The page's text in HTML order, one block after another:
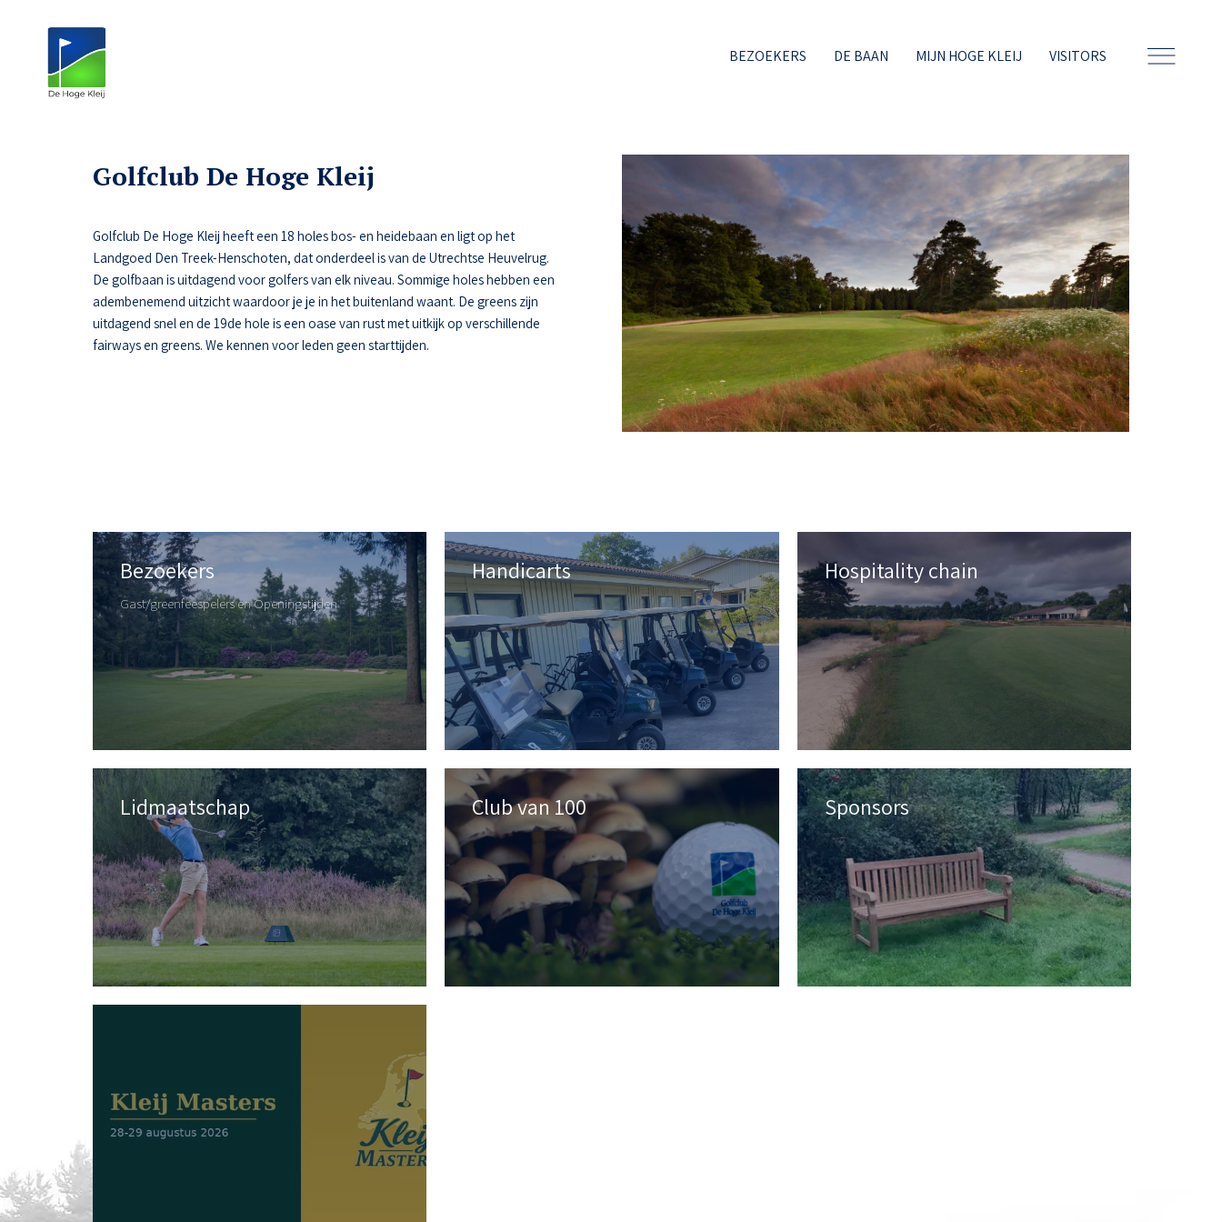
BEZOEKERS DE BAAN MIJN HOGE KLEIJ VISITORS
Golfclub De Hoge Kleij
Golfclub De Hoge Kleij heeft een 18 holes bos- en heidebaan en ligt op het
Landgoed Den Treek-Henschoten, dat onderdeel is van de Utrechtse Heuvelrug.
De golfbaan is uitdagend voor golfers van elk niveau. Sommige holes hebben een
adembenemend uitzicht waardoor je je in het buitenland waant. De greens zijn
uitdagend snel en de 19de hole is een oase van rust met uitkijk op verschillende
fairways en greens. We kennen voor leden geen starttijden.
Bezoekers
Gast/greenfeespelers en Openingstijden
Handicarts Hospitality chain
Lidmaatschap Club van 100 Sponsors